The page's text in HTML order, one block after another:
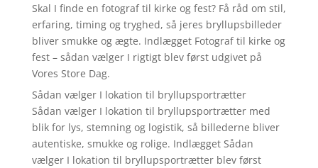
Skal I finde en fotograf til kirke og fest? Få råd om stil,
erfaring, timing og tryghed, så jeres bryllupsbilleder
bliver smukke og ægte. Indlægget Fotograf til kirke og
fest – sådan vælger I rigtigt blev først udgivet på
Vores Store Dag.
Sådan vælger I lokation til bryllupsportrætter
Sådan vælger I lokation til bryllupsportrætter med
blik for lys, stemning og logistik, så billederne bliver
autentiske, smukke og rolige. Indlægget Sådan
vælger I lokation til bryllupsportrætter blev først